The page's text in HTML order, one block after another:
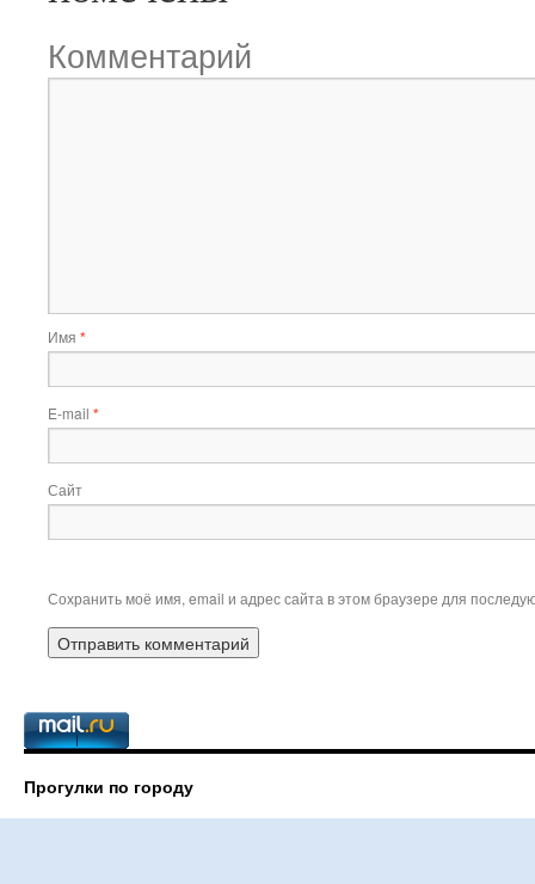
Комментарий
Имя *
E-mail *
Сайт
Сохранить моё имя, email и адрес сайта в этом браузере для
Прогулки по городу